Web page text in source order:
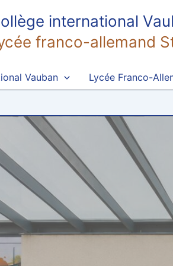
international
franco-allemand
Vauban Lycée Franco-
Rencontres
académiques
cirque